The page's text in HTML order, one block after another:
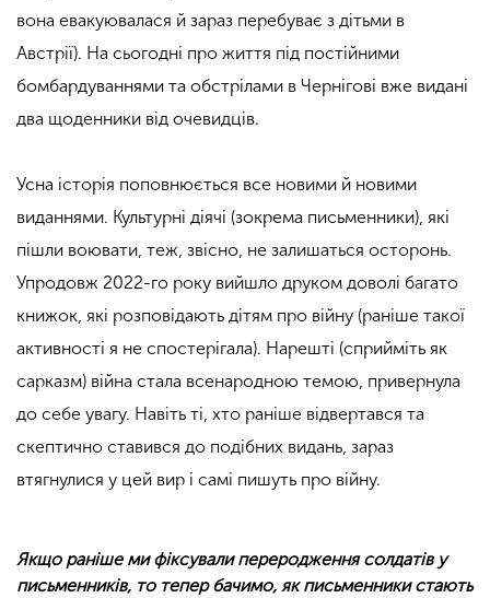
вона евакуювалася й зараз перебуває з дітьми в
Австрії). На сьогодні про життя під постійними
бомбардуваннями та обстрілами в Чернігові вже видані
два щоденники від очевидців.
Усна історія поповнюється все новими й новими
виданнями. Культурні діячі (зокрема письменники), які
пішли воювати, теж, звісно, не залишаться осторонь.
Упродовж 2022-го року вийшло друком доволі багато
книжок, які розповідають дітям про війну (раніше такої
активності я не спостерігала). Нарешті (сприйміть як
сарказм) війна стала всенародною темою, привернула
до себе увагу. Навіть ті, хто раніше відвертався та
скептично ставився до подібних видань, зараз
втягнулися у цей вир і самі пишуть про війну.
Якщо раніше ми фіксували переродження солдатів у
письменників, то тепер бачимо, як письменники стають